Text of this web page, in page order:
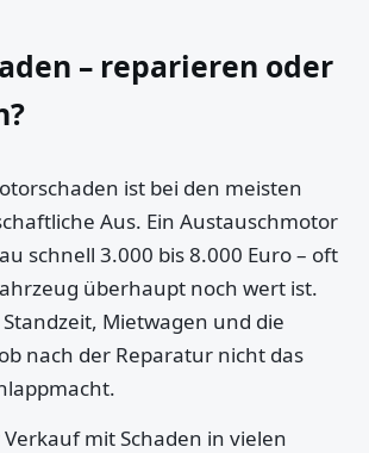
– reparieren oder
ist bei den meisten
Aus. Ein Austauschmotor
schnell 3.000 bis 8.000 Euro – oft
überhaupt noch wert ist.
Mietwagen und die
nach der Reparatur nicht das
mit Schaden in vielen